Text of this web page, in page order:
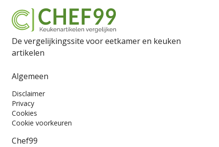
De vergelijkingssite voor eetkamer en keuken
artikelen
Algemeen
Disclaimer
Privacy
Cookies
Cookie voorkeuren
Chef99